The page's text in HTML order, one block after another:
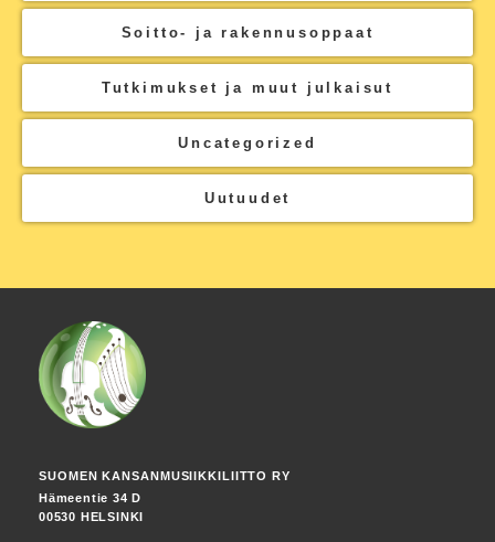
Soitto- ja rakennusoppaat
Tutkimukset ja muut julkaisut
Uncategorized
Uutuudet
SUOMEN KANSANMUSIIKKILIITTO RY
Hämeentie 34 D
00530 HELSINKI